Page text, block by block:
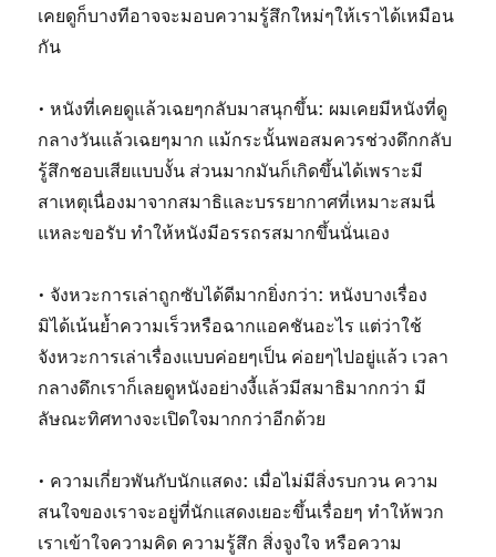
เคยดูก็บางทีอาจจะมอบความรู้สึกใหม่ๆให้เราได้เหมือน
กัน
• หนังที่เคยดูแล้วเฉยๆกลับมาสนุกขึ้น: ผมเคยมีหนังที่ดู
กลางวันแล้วเฉยๆมาก แม้กระนั้นพอสมควรช่วงดึกกลับ
รู้สึกชอบเสียแบบงั้น ส่วนมากมันก็เกิดขึ้นได้เพราะมี
สาเหตุเนื่องมาจากสมาธิและบรรยากาศที่เหมาะสมนี่
แหละขอรับ ทำให้หนังมีอรรถรสมากขึ้นนั่นเอง
• จังหวะการเล่าถูกซับได้ดีมากยิ่งกว่า: หนังบางเรื่อง
มิได้เน้นย้ำความเร็วหรือฉากแอคชันอะไร แต่ว่าใช้
จังหวะการเล่าเรื่องแบบค่อยๆเป็น ค่อยๆไปอยู่แล้ว เวลา
กลางดึกเราก็เลยดูหนังอย่างงี้แล้วมีสมาธิมากกว่า มี
ลัษณะทิศทางจะเปิดใจมากกว่าอีกด้วย
• ความเกี่ยวพันกับนักแสดง: เมื่อไม่มีสิ่งรบกวน ความ
สนใจของเราจะอยู่ที่นักแสดงเยอะขึ้นเรื่อยๆ ทำให้พวก
เราเข้าใจความคิด ความรู้สึก สิ่งจูงใจ หรือความ